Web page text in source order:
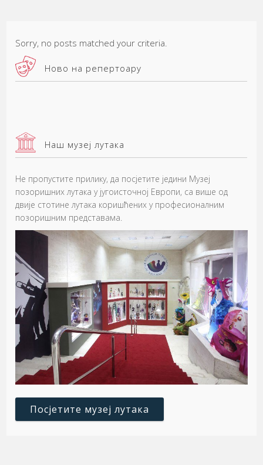
Sorry, no posts matched your criteria.
Ново на репертоару
Наш музеј лутака
Не пропустите прилику, да посјетите једини Музеј
позоришних лутака у југоисточној Европи, са више од
двије стотине лутака коришћених у професионалним
позоришним представама.
Посјетите музеј лутака